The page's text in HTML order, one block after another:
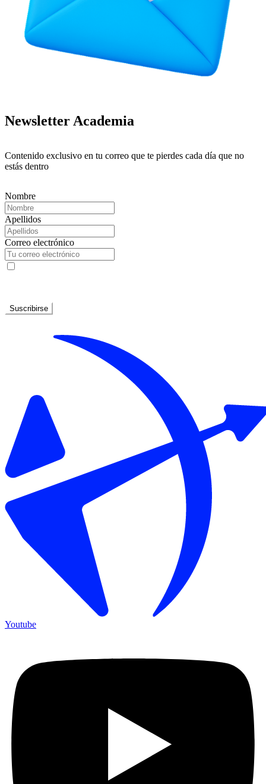
Newsletter Academia
Contenido exclusivo en tu correo que te pierdes cada día que no
estás dentro
Nombre
Apellidos
Correo electrónico
Suscribirse
Youtube